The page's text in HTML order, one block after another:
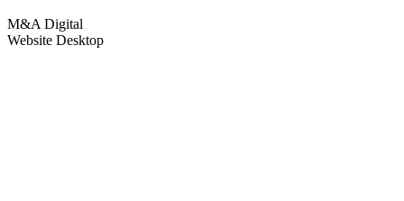
M&A Digital
Website Desktop